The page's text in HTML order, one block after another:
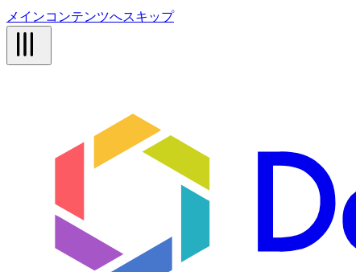
メインコンテンツへスキップ